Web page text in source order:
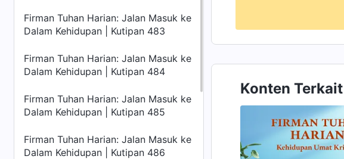
Firman Tuhan Harian: Jalan Masuk ke
Dalam Kehidupan | Kutipan 483
Firman Tuhan Harian: Jalan Masuk ke
Dalam Kehidupan | Kutipan 484
Firman Tuhan Harian: Jalan Masuk ke
Dalam Kehidupan | Kutipan 485
Firman Tuhan Harian: Jalan Masuk ke
Dalam Kehidupan | Kutipan 486
Konten Terkait